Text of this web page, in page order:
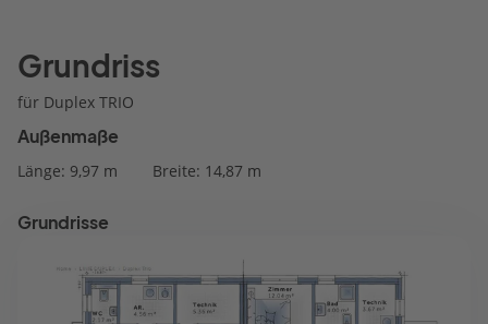
Grundriss
für Duplex TRIO
Außenmaße
Länge: 9,97 m Breite: 14,87 m
Grundrisse